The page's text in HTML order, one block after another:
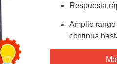
Respuesta
Amplio rango
continua